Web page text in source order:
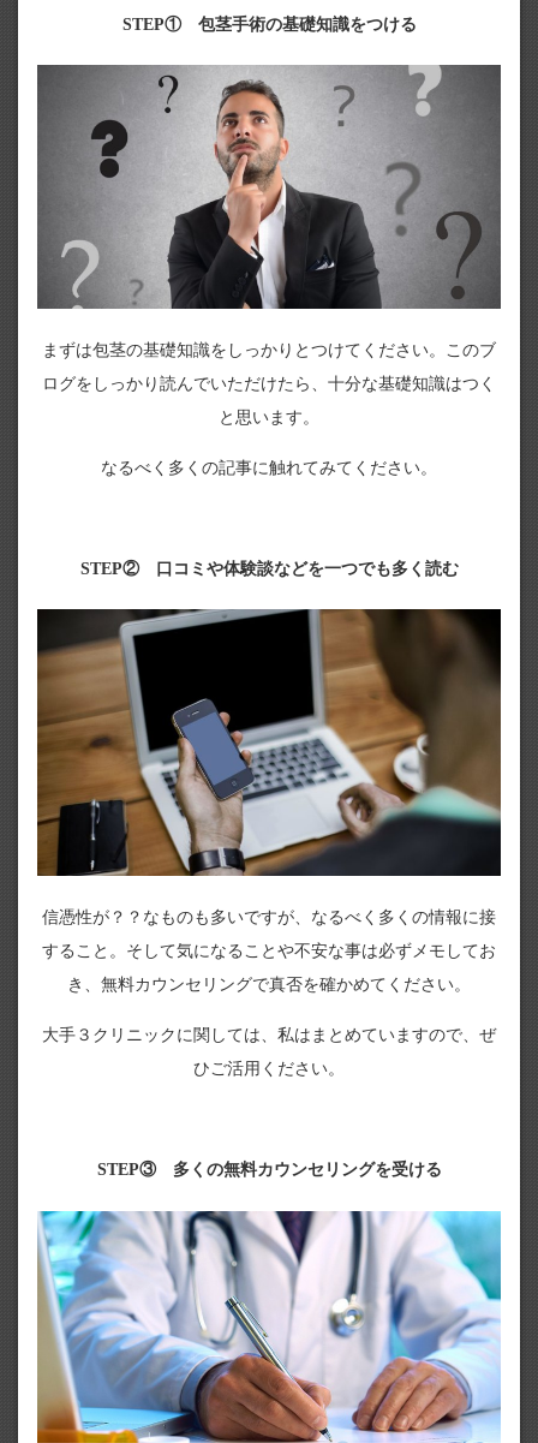
STEP① 包茎手術の基礎知識をつける
まずは包茎の基礎知識をしっかりとつけてください。このブ
ログをしっかり読んでいただけたら、十分な基礎知識はつく
と思います。
なるべく多くの記事に触れてみてください。
STEP② 口コミや体験談などを一つでも多く読む
信憑性が？？なものも多いですが、なるべく多くの情報に接
すること。そして気になることや不安な事は必ずメモしてお
き、無料カウンセリングで真否を確かめてください。
大手３クリニックに関しては、私はまとめていますので、ぜ
ひご活用ください。
STEP③ 多くの無料カウンセリングを受ける